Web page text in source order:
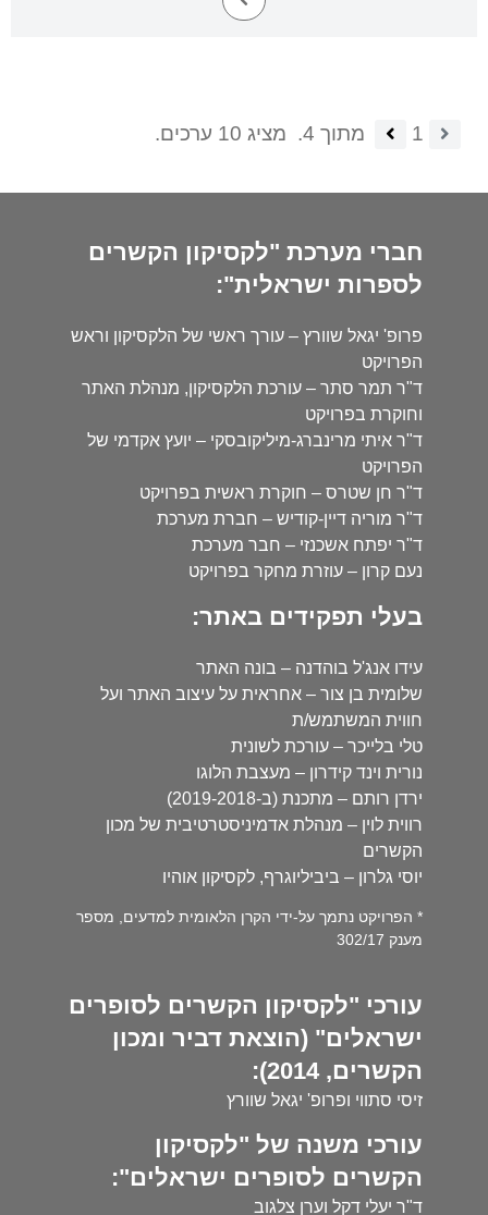
1 מתוך 4. מציג 10 ערכים.
חברי מערכת "לקסיקון הקשרים
לספרות ישראלית":
פרופ' יגאל שוורץ – עורך ראשי של הלקסיקון וראש
הפרויקט
ד"ר תמר סתר – עורכת הלקסיקון, מנהלת האתר
וחוקרת בפרויקט
ד"ר איתי מרינברג-מיליקובסקי – יועץ אקדמי של
הפרויקט
ד"ר חן שטרס – חוקרת ראשית בפרויקט
ד"ר מוריה דיין-קודיש – חברת מערכת
ד"ר יפתח אשכנזי – חבר מערכת
נעם קרון – עוזרת מחקר בפרויקט
בעלי תפקידים באתר:
עידו אנג'ל בוהדנה – בונה האתר
שלומית בן צור – אחראית על עיצוב האתר ועל
חווית המשתמש/ת
טלי בלייכר – עורכת לשונית
נורית וינד קידרון – מעצבת הלוגו
ירדן רותם – מתכנת (ב-2019-2018)
רווית לוין – מנהלת אדמיניסטרטיבית של מכון
הקשרים
יוסי גלרון – ביביליוגרף, לקסיקון אוהיו
* הפרויקט נתמך על-ידי הקרן הלאומית למדעים, מספר
מענק 302/17
עורכי "לקסיקון הקשרים לסופרים
ישראלים" (הוצאת דביר ומכון
הקשרים, 2014):
זיסי סתווי ופרופ' יגאל שוורץ
עורכי משנה של "לקסיקון
הקשרים לסופרים ישראלים":
ד"ר יעלי דקל וערן צלגוב